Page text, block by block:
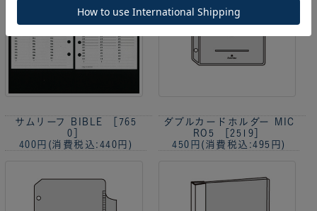
サムリーフ BIBLE ［765
0］
400円 (消費税込:440円)
ダブルカードホルダー MIC
RO5 ［2519］
450円 (消費税込:495円)